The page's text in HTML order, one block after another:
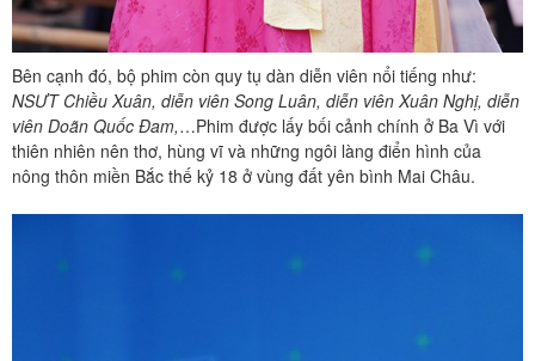
Bên cạnh đó, bộ phim còn quy tụ dàn diễn viên nổi tiếng như:
NSƯT Chiều Xuân, diễn viên Song Luân, diễn viên Xuân Nghị, diễn
viên Doãn Quốc Đam,…Phim được lấy bối cảnh chính ở Ba Vì với
thiên nhiên nên thơ, hùng vĩ và những ngôi làng điển hình của
nông thôn miền Bắc thế kỷ 18 ở vùng đất yên bình Mai Châu.